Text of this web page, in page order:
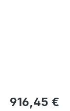
916,45 €